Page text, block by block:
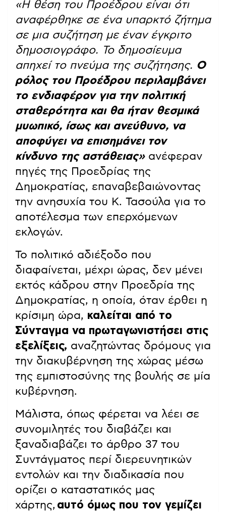
«Η θέση του Προέδρου είναι ότι
αναφέρθηκε σε ένα υπαρκτό ζήτημα
σε μια συζήτηση με έναν έγκριτο
δημοσιογράφο. Το δημοσίευμα
απηχεί το πνεύμα της συζήτησης. Ο
ρόλος του Προέδρου περιλαμβάνει
το ενδιαφέρον για την πολιτική
σταθερότητα και θα ήταν θεσμικά
μυωπικό, ίσως και ανεύθυνο, να
αποφύγει να επισημάνει τον
κίνδυνο της αστάθειας»ανέφεραν
πηγές της Προεδρίας της
Δημοκρατίας, επαναβεβαιώνοντας
την ανησυχία του Κ. Τασούλα για το
αποτέλεσμα των επερχόμενων
εκλογών.
Το πολιτικό αδιέξοδο που
διαφαίνεται, μέχρι ώρας, δεν μένει
εκτός κάδρου στην Προεδρία της
Δημοκρατίας, η οποία, όταν έρθει η
κρίσιμη ώρα, καλείται από το
Σύνταγμα να πρωταγωνιστήσει στις
εξελίξεις, αναζητώντας δρόμους για
την διακυβέρνηση της χώρας μέσω
της εμπιστοσύνης της βουλής σε μία
κυβέρνηση.
Μάλιστα, όπως φέρεται να λέει σε
συνομιλητές του διαβάζει και
ξαναδιαβάζει το άρθρο 37 του
Συντάγματος περί διερευνητικών
εντολών και την διαδικασία που
ορίζει ο καταστατικός μας
χάρτης, αυτό όμως που τον γεμίζει